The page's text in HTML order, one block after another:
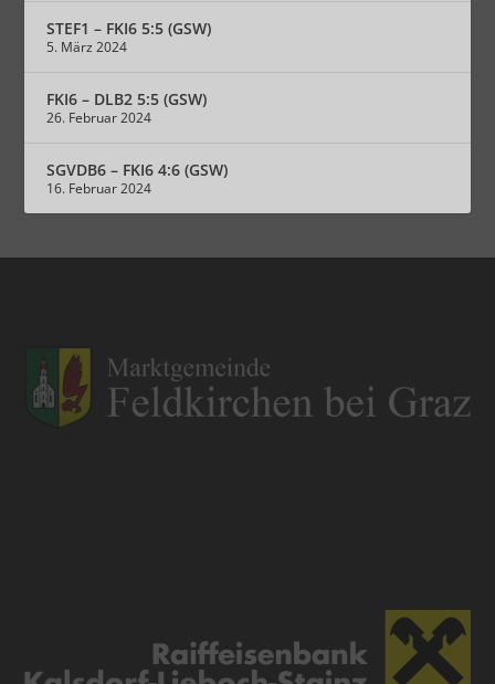
STEF1 – FKI6 5:5 (GSW)
5. März 2024
FKI6 – DLB2 5:5 (GSW)
26. Februar 2024
SGVDB6 – FKI6 4:6 (GSW)
16. Februar 2024